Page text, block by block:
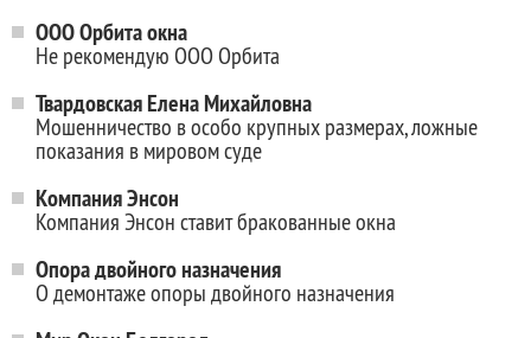
ООО Орбита окна
Не рекомендую ООО Орбита
Твардовская Елена Михайловна
Мошенничество в особо крупных размерах, ложные
показания в мировом суде
Компания Энсон
Компания Энсон ставит бракованные окна
Опора двойного назначения
О демонтаже опоры двойного назначения